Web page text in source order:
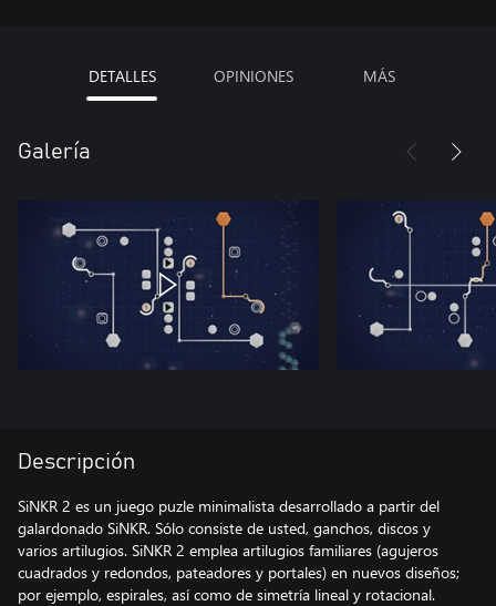
DETALLES OPINIONES MÁS
Galería
Descripción
SiNKR 2 es un juego puzle minimalista desarrollado a partir del
galardonado SiNKR. Sólo consiste de usted, ganchos, discos y
varios artilugios. SiNKR 2 emplea artilugios familiares (agujeros
cuadrados y redondos, pateadores y portales) en nuevos diseños;
por ejemplo, espirales, así como de simetría lineal y rotacional.